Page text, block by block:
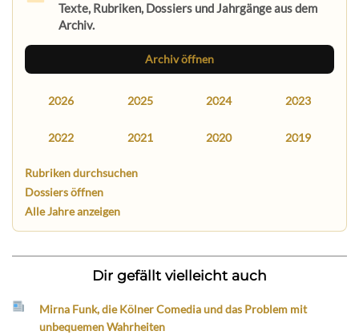
Texte, Rubriken, Dossiers und Jahrgänge aus dem
Archiv.
Archiv öffnen
2026 2025 2024 2023
2022 2021 2020 2019
Rubriken durchsuchen
Dossiers öffnen
Alle Jahre anzeigen
Dir gefällt vielleicht auch
Mirna Funk, die Kölner Comedia und das Problem mit
unbequemen Wahrheiten